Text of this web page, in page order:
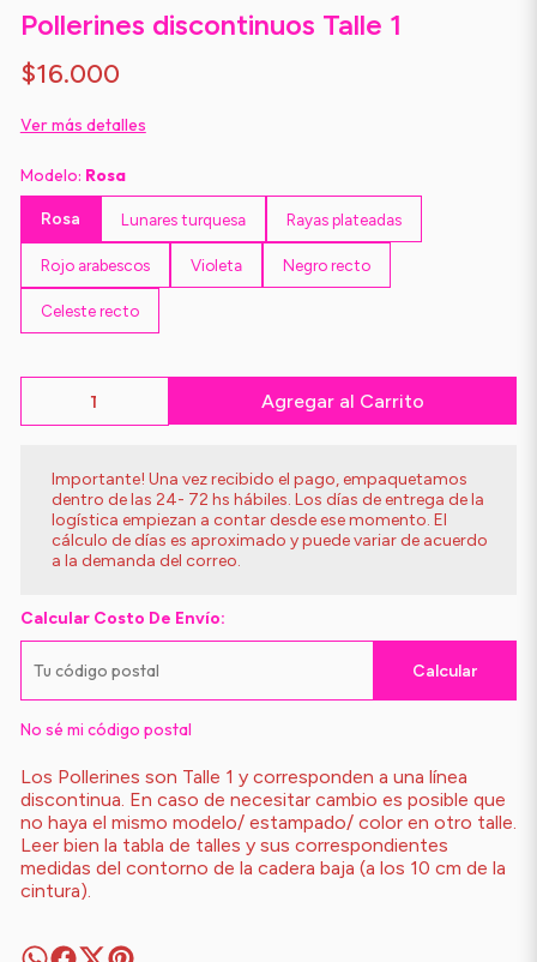
Pollerines discontinuos Talle 1
$16.000
Ver más detalles
Modelo: Rosa
Rosa Lunares turquesa Rayas plateadas
Rojo arabescos Violeta Negro recto
Celeste recto
Agregar al Carrito
Importante! Una vez recibido el pago, empaquetamos
dentro de las 24- 72 hs hábiles. Los días de entrega de la
logística empiezan a contar desde ese momento. El
cálculo de días es aproximado y puede variar de acuerdo
a la demanda del correo.
Calcular Costo De Envío:
Calcular
No sé mi código postal
Los Pollerines son Talle 1 y corresponden a una línea
discontinua. En caso de necesitar cambio es posible que
no haya el mismo modelo/ estampado/ color en otro talle.
Leer bien la tabla de talles y sus correspondientes
medidas del contorno de la cadera baja (a los 10 cm de la
cintura).